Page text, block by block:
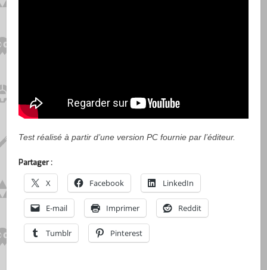
Test réalisé à partir d’une version PC fournie par l’éditeur.
Partager :
X Facebook LinkedIn
E-mail Imprimer Reddit
Tumblr Pinterest